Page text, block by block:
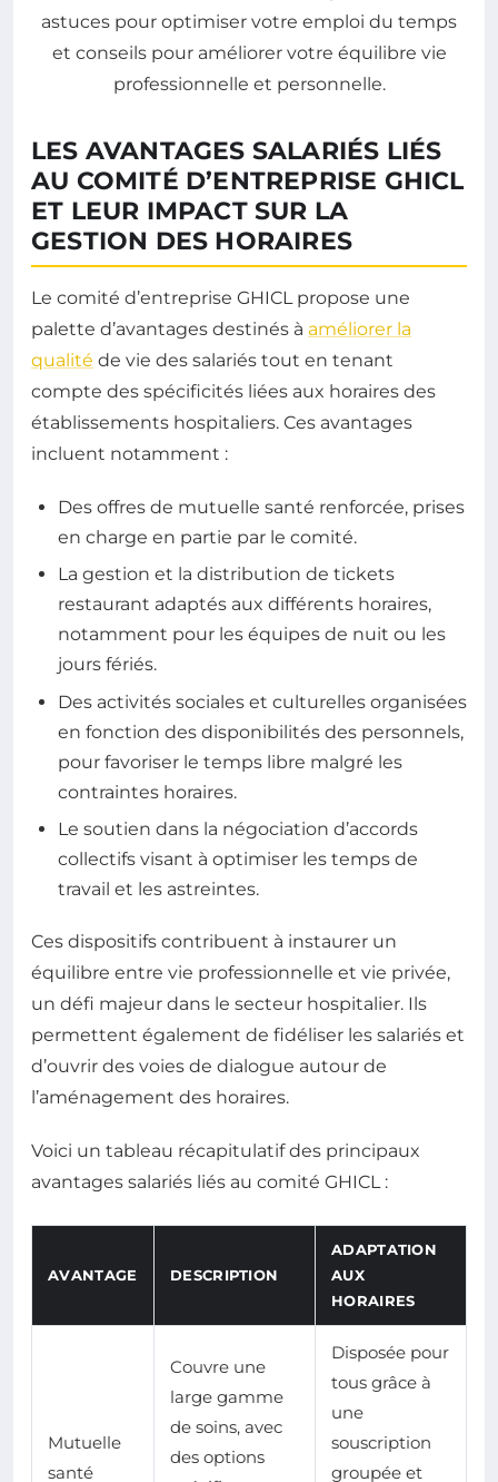
LES AVANTAGES SALARIÉS LIÉS
AU COMITÉ D’ENTREPRISE GHICL
ET LEUR IMPACT SUR LA
GESTION DES HORAIRES
Le comité d’entreprise GHICL propose une
palette d’avantages destinés à améliorer la
qualité de vie des salariés tout en tenant
compte des spécificités liées aux horaires des
établissements hospitaliers. Ces avantages
incluent notamment :
Des offres de mutuelle santé renforcée, prises
en charge en partie par le comité.
La gestion et la distribution de tickets
restaurant adaptés aux différents horaires,
notamment pour les équipes de nuit ou les
jours fériés.
Des activités sociales et culturelles organisées
en fonction des disponibilités des personnels,
pour favoriser le temps libre malgré les
contraintes horaires.
Le soutien dans la négociation d’accords
collectifs visant à optimiser les temps de
travail et les astreintes.
Ces dispositifs contribuent à instaurer un
équilibre entre vie professionnelle et vie privée,
un défi majeur dans le secteur hospitalier. Ils
permettent également de fidéliser les salariés et
d’ouvrir des voies de dialogue autour de
l’aménagement des horaires.
Voici un tableau récapitulatif des principaux
avantages salariés liés au comité GHICL :
AVANTAGE DESCRIPTION
ADAPTATION
AUX
HORAIRES
Mutuelle
santé
Couvre une
large gamme
de soins, avec
des options
Disposée pour
tous grâce à
une
souscription
groupée et